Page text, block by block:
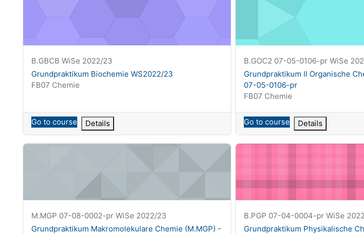
Krótka nazwa kursu
B.GBCB WiSe 2022/23
Nazwa kursu
Grundpraktikum Biochemie WS2022/23
Kategoria kursu
FB07 Chemie
Go to course Details
Krótka nazwa kursu
B.GOC2 07-05-0106-pr WiSe
Nazwa kursu
Grundpraktikum II Organische
07-05-0106-pr
Kategoria kursu
FB07 Chemie
Go to course Details
Grundpraktikum Makromolekulare Chemie (M.MGP) - 07-08-0002-pr
Krótka nazwa kursu
M.MGP 07-08-0002-pr WiSe 2022/23
Nazwa kursu
Grundpraktikum Makromolekulare Chemie (M.MGP) -
Grundpraktikum Physikalische
Krótka nazwa kursu
B.PGP 07-04-0004-pr WiSe
Nazwa kursu
Grundpraktikum Physikalische